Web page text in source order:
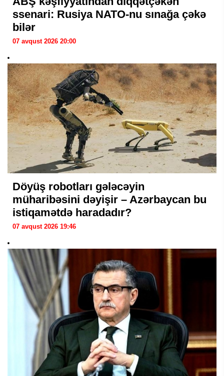
ssenari: Rusiya NATO-nu sınağa çəkə
bilər
07 avqust 2026 20:00
Döyüş robotları gələcəyin
müharibəsini dəyişir – Azərbaycan bu
istiqamətdə haradadır?
07 avqust 2026 19:46